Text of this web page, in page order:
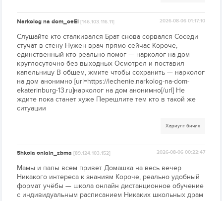
Narkolog na dom_oeEi[146.103.116.11] 2026-08-06 01:17:10
Слушайте кто сталкивался Брат снова сорвался Соседи
стучат в стену Нужен врач прямо сейчас Короче,
единственный кто реально помог — нарколог на дом
круглосуточно без выходных Осмотрел и поставил
капельницу В общем, жмите чтобы сохранить — нарколог
на дом анонимно [url=https://lechenie.narkolog-na-dom-
ekaterinburg-13.ru]нарколог на дом анонимно[/url] Не
ждите пока станет хуже Перешлите тем кто в такой же
ситуации
Хариулт бичих
Shkola onlain_zbma[89.124.103.152] 2026-08-06 00:22:47
Мамы и папы всем привет Домашка на весь вечер
Никакого интереса к знаниям Короче, реально удобный
формат учёбы — школа онлайн дистанционное обучение
с индивидуальным расписанием Никаких школьных драм